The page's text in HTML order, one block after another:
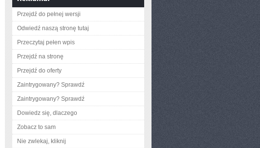
Przejdź do pełnej wersji
Odwiedź naszą stronę tutaj
Przeczytaj pełen wpis
Przejdź na stronę
Przejdź do oferty
Zaintrygowany? Sprawdź
Zaintrygowany? Sprawdź
Dowiedz się, dlaczego
Zobacz to sam
Nie zwlekaj, kliknij